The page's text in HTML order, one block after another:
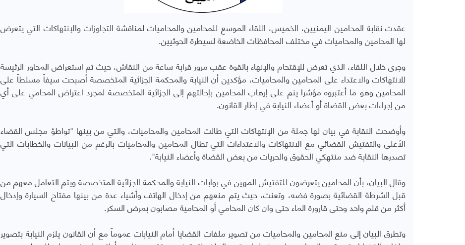
عقدت نقابة المحامين اليمنيين، الخميس، اللقاء الموسع للمحامين والمحاميات لمناقشة التجاوزات والإنتهاكات التي يتعرض
لها المحامين والمحاميات في مختلف المحافظات الخاضعة لسيطرة الحوثيين.
وجرى خلال اللقاء، الذي تعرض للإقتحام والإنهاء بالقوة عقب مرور قرابة ساعة من النقاش، حيث تم استعراض المحاور الرئيسة
للانتهاكات والاعتداء على المحامين والمحاميات، مؤكدين أن النيابة والمحكمة الجزائية المتخصصة أصبحت سيفاً مسلطاً على
المحامين وهو ما أعتبروه مؤشرا ينم على إرهاب المحامين بإحالتهم إلى الجزائية المتخصصة لمجرد اعتراض المحامي على أي
من إجراءات بعض القضاة أو أعضاء النيابة في إطار القانون.
وأوضحت النقابة في بيان لها جملة من الإنتهاكات التي طالت المحامين والمحاميات، والتي من بينها "تواطؤ مجلس القضاء
الأعلى والتفتيش القضائي مع الانتهاكات والاعتداءات التي تطال المحامين والمحاميات بالرغم من البيانات والخطابات التي
تصدرها النقابة ضد منتهكي الحقوق والحريات من بعض القضاة وأعضاء النيابة".
وقال البيان، بأن المحامين يتعرضون للتفتيش المهين في بوابات النيابة والمحكمة الجزائية المتخصصة ويتم التعامل معهم من
قبل الشرطة القضائية بصورة فضه، وتعنت، حيث يتم منعهم من إدخال الهاتف وأشياء عدة من بينها مفتاح السيارة وإدخال
أكثر من قلم واحد وحتى قارورة الماء حتى وان كان المحامي أو المحامية مصابون بمرض السكر.
وتطرق البيان إلى منع المحامين والمحاميات من تصوير ملفات القضايا أمام النيابات عموماً مع أن القانون يلزم النيابة بتصوير